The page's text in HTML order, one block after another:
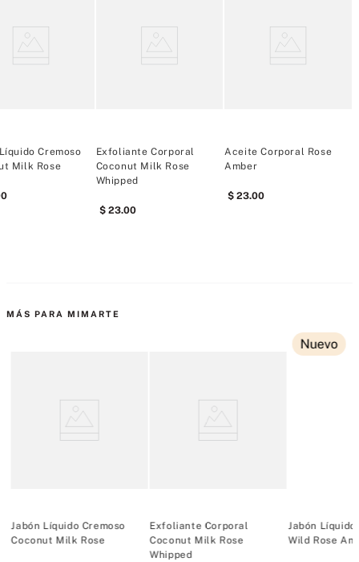
aroma refrescante. Sin aluminio.
Cremoso
Milk Rose
Exfoliante Corporal
Coconut Milk Rose
Whipped
23.00
Aceite Corporal Rose
Amber
23.00
MÁS PARA MIMARTE
Jabón Líquido Cremoso
Coconut Milk Rose
Exfoliante Corporal
Coconut Milk Rose
Whipped
Nuevo
Jabón Líquido
Wild Rose